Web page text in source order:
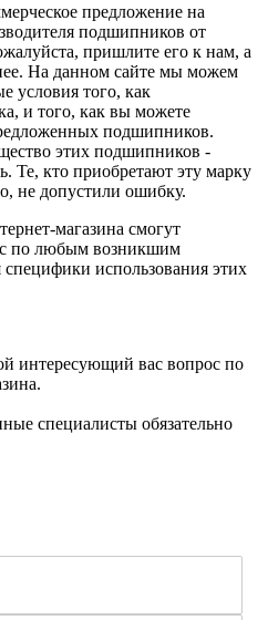
предложение на
подшипников от
пришлите его к нам, а
На данном сайте мы можем
условия того, как
и того, как вы можете
подшипников.
этих подшипников -
Те, кто приобретают эту марку
не допустили ошибку.
магазина смогут
по любым возникшим
использования этих
интересующий вас вопрос по
специалисты обязательно